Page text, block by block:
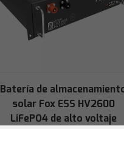
Batería de
solar Fox ESS HV2600
LiFePO4 de alto voltaje